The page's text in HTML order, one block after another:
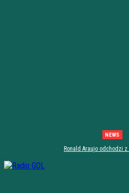
NEWS
Ronald Araujo odchodzi z